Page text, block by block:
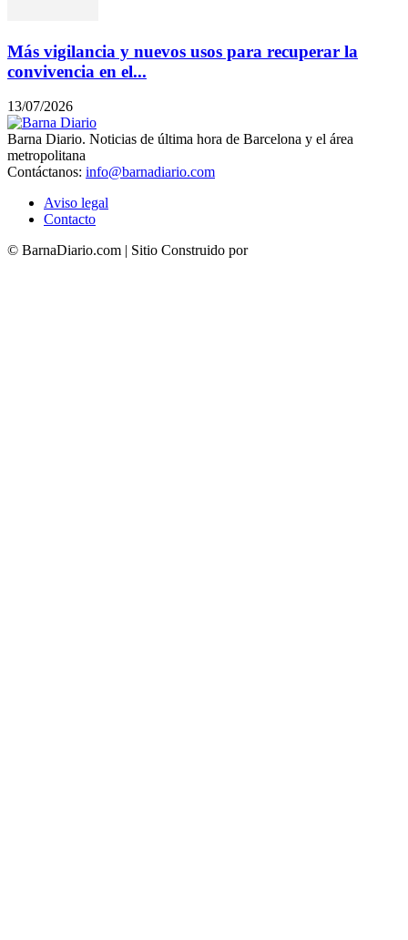
Más vigilancia y nuevos usos para recuperar la
convivencia en el...
13/07/2026
Barna Diario. Noticias de última hora de Barcelona y el área
metropolitana
Contáctanos: info@barnadiario.com
Aviso legal
Contacto
© BarnaDiario.com | Sitio Construido por